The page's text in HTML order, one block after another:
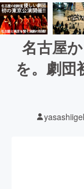
名古屋
を。劇団